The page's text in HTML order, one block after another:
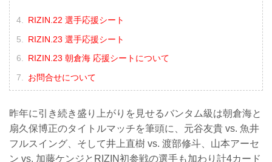
RIZIN.22 選手応援シート
RIZIN.23 選手応援シート
RIZIN.23 朝倉海 応援シートについて
お問合せについて
昨年に引き続き盛り上がりを見せるバンタム級は朝倉海と
扇久保博正のタイトルマッチを筆頭に、元谷友貴 vs. 魚井
フルスイング、そして井上直樹 vs. 渡部修斗、山本アーセ
ン vs. 加藤ケンジとRIZIN初参戦の選手も加わり計4カード